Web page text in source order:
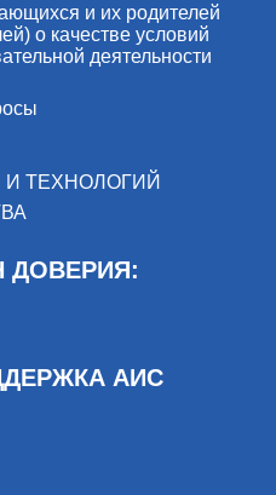
и их родителей
о качестве условий
деятельности
ТЕХНОЛОГИЙ
ДОВЕРИЯ:
АИС